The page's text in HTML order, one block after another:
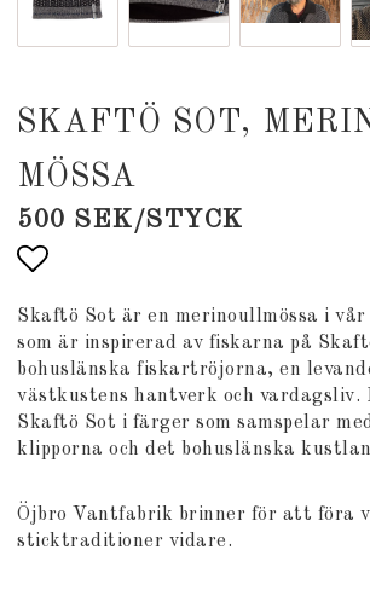
SKAFTÖ SOT,
MÖSSA
500 SEK/STYCK
Lägg till i favoritlistan
Skaftö Sot är en merinoullmössa i vår
som är inspirerad av fiskarna på
bohuslänska fiskartröjorna, en
västkustens hantverk och vardagsliv.
Skaftö Sot i färger som samspelar
klipporna och det bohuslänska
Öjbro Vantfabrik brinner för att föra
sticktraditioner vidare.